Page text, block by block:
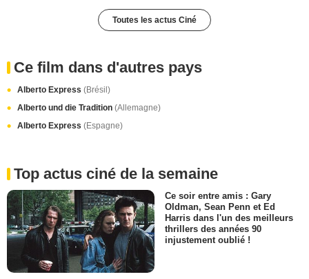
Toutes les actus Ciné
Ce film dans d'autres pays
Alberto Express (Brésil)
Alberto und die Tradition (Allemagne)
Alberto Express (Espagne)
Top actus ciné de la semaine
Ce soir entre amis : Gary
Oldman, Sean Penn et Ed
Harris dans l'un des meilleurs
thrillers des années 90
injustement oublié !